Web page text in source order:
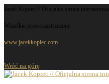
Jacek Kopiec // Oficjalna strona internetowa
Wszelkie prawa zastrzeżone
www.jacekkopiec.com
Wróć na górę